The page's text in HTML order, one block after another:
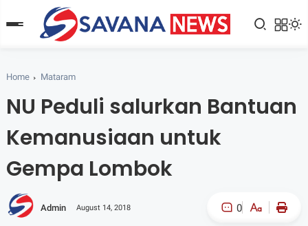
Home Mataram
NU Peduli salurkan Bantuan
Kemanusiaan untuk
Gempa Lombok
Admin August 14, 2018 0